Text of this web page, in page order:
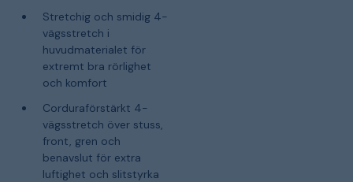
Stretchig och smidig 4-
vägsstretch i
huvudmaterialet för
extremt bra rörlighet
och komfort
Corduraförstärkt 4-
vägsstretch över stuss,
front, gren och
benavslut för extra
luftighet och slitstyrka